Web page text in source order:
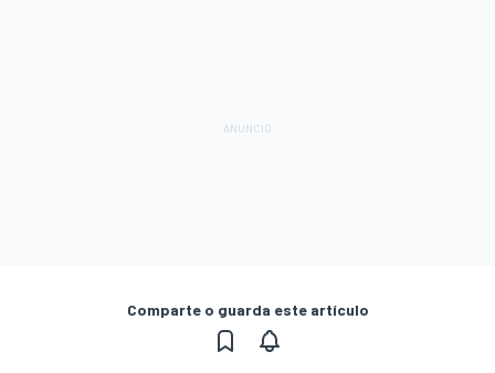
Comparte o guarda este artículo